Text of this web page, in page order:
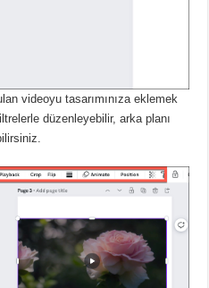
videoyu tasarımınıza eklemek
düzenleyebilir, arka planı